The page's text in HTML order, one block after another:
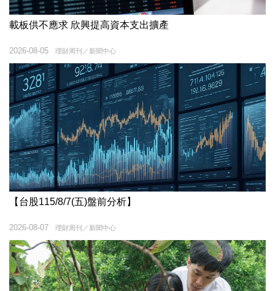
載板供不應求 欣興提高資本支出擴產
理財周刊／新聞中心
2026-08-05
【台股115/8/7(五)盤前分析】
理財周刊／新聞中心
2026-08-07